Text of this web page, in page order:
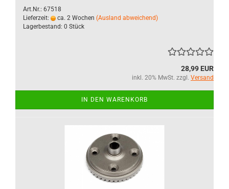
Art.Nr.: 67518
Lieferzeit:
ca. 2 Wochen (Ausland abweichend)
Lagerbestand: 0 Stück
28,99 EUR
inkl. 20% MwSt. zzgl. Versand
IN DEN WARENKORB